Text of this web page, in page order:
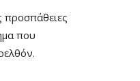
προσπάθειες
που